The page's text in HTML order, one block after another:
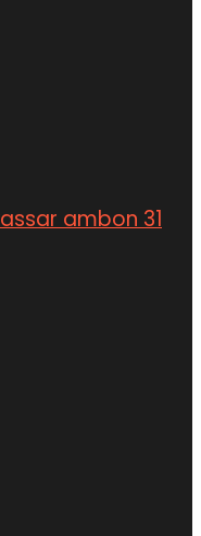
ambon 31